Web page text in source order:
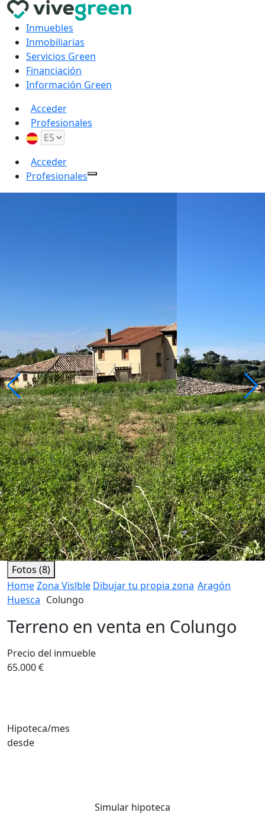
Inmuebles
Inmobiliarias
Servicios Green
Financiación
Información Green
Acceder
Profesionales
Acceder
Profesionales
Fotos (8)
HomeZona Vislble Dibujar tu propia zona Aragón
Huesca Colungo
Terreno en venta en Colungo
Precio del inmueble
65.000 €
Hipoteca/mes
desde
Simular hipoteca